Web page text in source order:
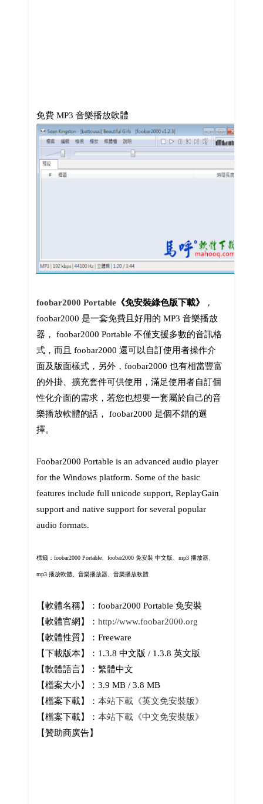
免費 MP3 音樂播放軟體
foobar2000 Portable《免安裝綠色版下載》
，
foobar2000 是一套免費且好用的 MP3 音樂播放
器， foobar2000 Portable 不僅支援多數的音訊格
式，而且 foobar2000 還可以自訂使用者操作介
面及版面樣式，另外，foobar2000 也有相當豐富
的外掛、擴充套件可供使用，滿足使用者自訂個
性化介面的需求，若您也想要一套屬於自己的音
樂播放軟體的話， foobar2000 是個不錯的選
擇。
Foobar2000 Portable is an advanced audio player
for the Windows platform. Some of the basic
features include full unicode support, ReplayGain
support and native support for several popular
audio formats.
標籤：foobar2000 Portable、foobar2000 免安裝 中文版、mp3 播放器、
mp3 播放軟體、音樂播放器、音樂播放軟體
【軟體名稱】：foobar2000 Portable 免安裝
【軟體官網】： http://www.foobar2000.org
【軟體性質】：Freeware
【下載版本】：1.3.8 中文版 / 1.3.8 英文版
【軟體語言】：繁體中文
【檔案大小】：3.9 MB / 3.8 MB
【檔案下載】： 本站下載《英文免安裝版》
【檔案下載】： 本站下載《中文免安裝版》
【贊助商廣告】